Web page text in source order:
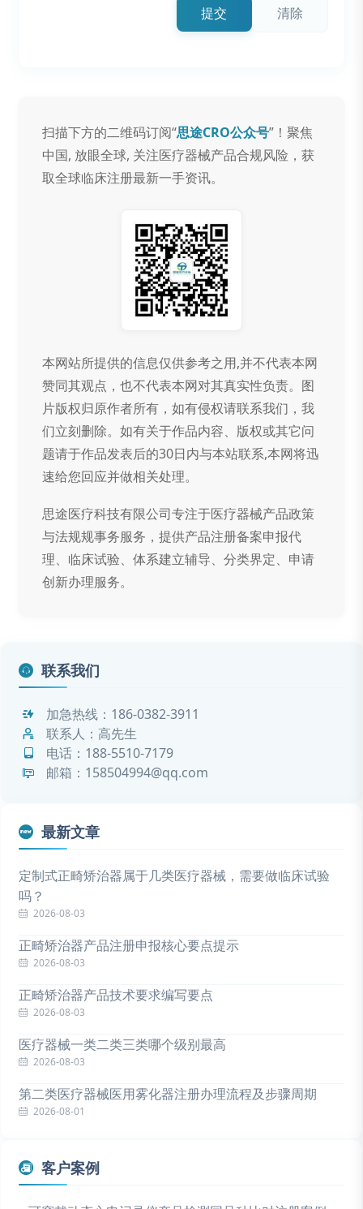
提交 清除
扫描下方的二维码订阅“思途CRO公众号”！聚焦
中国, 放眼全球, 关注医疗器械产品合规风险，获
取全球临床注册最新一手资讯。
本网站所提供的信息仅供参考之用,并不代表本网
赞同其观点，也不代表本网对其真实性负责。图
片版权归原作者所有，如有侵权请联系我们，我
们立刻删除。如有关于作品内容、版权或其它问
题请于作品发表后的30日内与本站联系,本网将迅
速给您回应并做相关处理。
思途医疗科技有限公司专注于医疗器械产品政策
与法规规事务服务，提供产品注册备案申报代
理、临床试验、体系建立辅导、分类界定、申请
创新办理服务。
联系我们
加急热线： 186-0382-3911
联系人：高先生
电话： 188-5510-7179
邮箱：158504994@qq.com
最新文章
定制式正畸矫治器属于几类医疗器械，需要做临床试验
吗？
2026-08-03
正畸矫治器产品注册申报核心要点提示
2026-08-03
正畸矫治器产品技术要求编写要点
2026-08-03
医疗器械一类二类三类哪个级别最高
2026-08-03
第二类医疗器械医用雾化器注册办理流程及步骤周期
2026-08-01
客户案例